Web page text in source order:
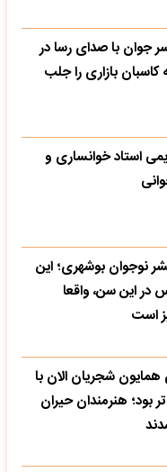
جوان با صدای رسا در
کاسبان بازاری را جلب
استاد خوانساری و
نوجوان بوشهری؛ این
این سن، واقعا
است
شجریان الان با
بود؛ هنرمندان حیران